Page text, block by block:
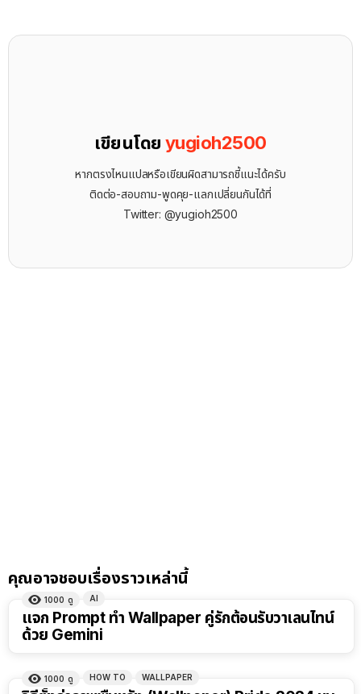
เขียนโดยyugioh2500
หากตรงไหนแปลหรือเขียนผิดสามารถชี้แนะได้ครับ
ติดต่อ-สอบถาม-พูดคุย-แลกเปลี่ยนกันได้ที่
Twitter: @yugioh2500
คุณอาจชอบเรื่องราวเหล่านี้
1000 ดู AI
แจก Prompt ทำ Wallpaper คู่รักต้อนรับวาเลนไทน์
ด้วย Gemini
1000 ดู HOW TO WALLPAPER